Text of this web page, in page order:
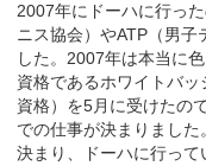
2007年にドーハに行っ
ニス協会）やATP（男子
した。2007年は本当に
資格であるホワイトバ
資格）を5月に受けたの
での仕事が決まりまし
決まり、ドーハに行っ